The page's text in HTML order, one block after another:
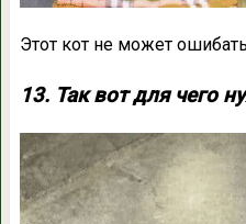
Этот кот не может
13. Так вот для чего